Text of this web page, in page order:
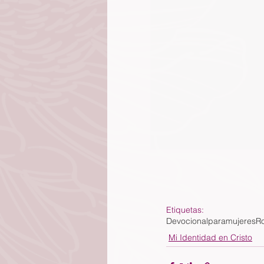
Etiquetas:
Devocionalparamujeres
Mi Identidad en Cristo